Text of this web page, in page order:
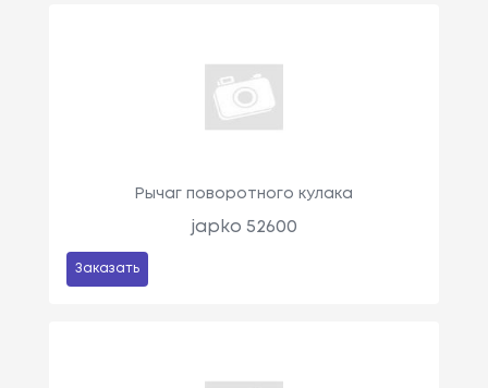
Рычаг поворотного кулака
japko 52600
Заказать